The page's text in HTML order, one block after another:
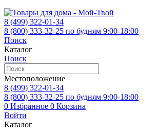
8 (499) 322-01-34
8 (800) 333-32-25 по будням 9:00-18:00
Поиск
Каталог
Поиск
Местоположение
8 (499) 322-01-34
8 (800) 333-32-25 по будням 9:00-18:00
0 Избранное 0 Корзина
Войти
Каталог